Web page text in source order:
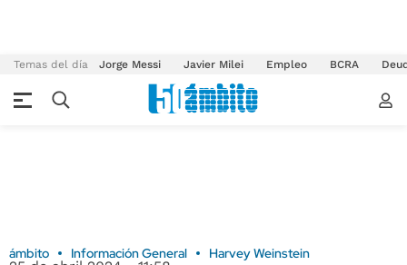
Temas del día Jorge Messi Javier Milei Empleo BCRA
ámbito Información General Harvey Weinstein